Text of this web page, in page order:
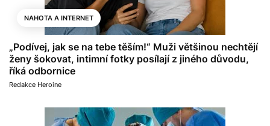
NAHOTA A INTERNET
„Podívej, jak se na tebe těším!“ Muži většinou nechtějí
ženy šokovat, intimní fotky posílají z jiného důvodu,
říká odbornice
Redakce Heroine